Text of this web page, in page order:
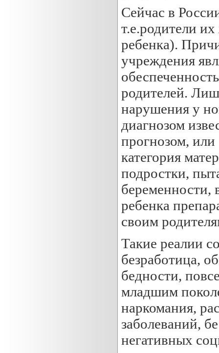
Сейчас в
т.е.родители
ребенка).
учреждения
родителей.
нарушения у
диагнозом
прогнозом,
категория
подростки,
беременности,
ребенка
своим
Такие реалии
безработица,
бедности,
младшим
наркомания,
заболеваний,
негативных